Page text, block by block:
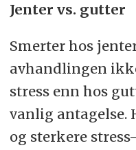
Jenter vs. gutter
Smerter hos
avhandlingen
stress enn hos
vanlig antagelse.
og sterkere